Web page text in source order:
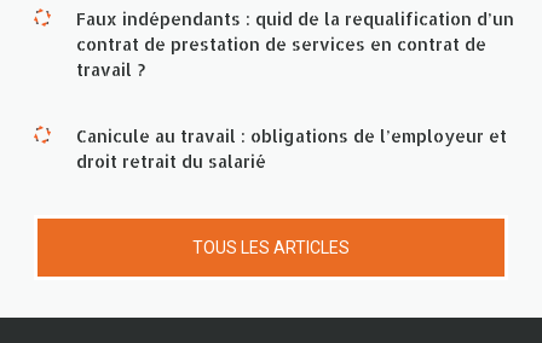
Faux indépendants : quid de la requalification d’un
contrat de prestation de services en contrat de
travail ?
Canicule au travail : obligations de l’employeur et
droit retrait du salarié
TOUS LES ARTICLES